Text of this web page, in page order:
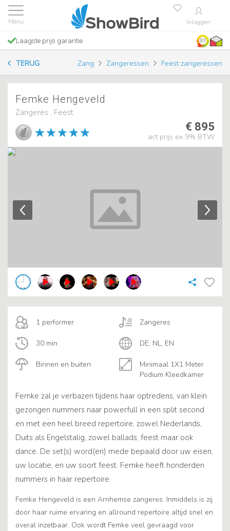
Inloggen
Laagste prijs garantie 9.7
TERUG Zang Zangeressen Feest zangeressen
Femke Hengeveld
Zangeres , Feest
€ 895
act prijs ex 9% BTW
1 performer
Binnen en buiten
Zangeres
30 min
Minimaal 1X1 Meter
Podium Kleedkamer
DE, NL, EN
Femke zal je verbazen tijdens haar optredens, van klein
gezongen nummers naar powerfull in een split second
en met een heel breed repertoire, zowel Nederlands,
Duits als Engelstalig, zowel ballads, feest maar ook
dance. De set(s) word(en) mede bepaald door uw eisen,
uw locatie, en uw soort feest. Femke heeft honderden
nummers in haar repertoire.
Femke Hengeveld is een Arnhemse zangeres. Inmiddels is zij
door haar ruime ervaring en allround repertoire altijd snel en
overal inzetbaar. Ook wordt Femke veel gevraagd voor